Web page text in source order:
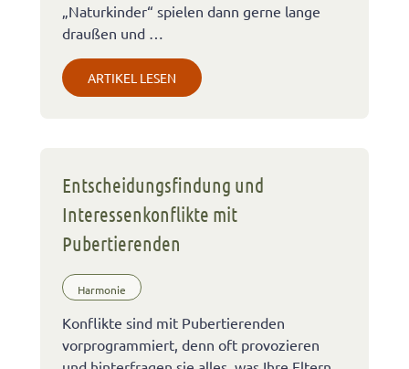
„Naturkinder“ spielen dann gerne lange
draußen und …
ARTIKEL LESEN
Entscheidungsfindung und
Interessenkonflikte mit
Pubertierenden
Harmonie
Konflikte sind mit Pubertierenden
vorprogrammiert, denn oft provozieren